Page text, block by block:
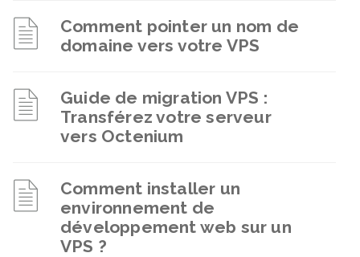
Comment pointer un nom de
domaine vers votre VPS
Guide de migration VPS :
Transférez votre serveur
vers Octenium
Comment installer un
environnement de
développement web sur un
VPS ?